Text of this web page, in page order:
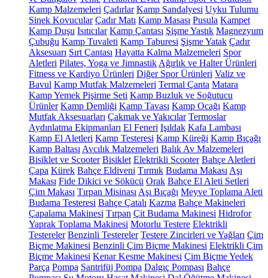
Kamp Malzemeleri Çadırlar Kamp Sandalyesi Uyku Tulumu
Sinek Kovucular Çadır Matı Kamp Masası Pusula Kampet
Kamp Duşu Isıtıcılar Kamp Çantası Şişme Yastık Magnezyum
Çubuğu Kamp Tuvaleti Kamp Taburesi Şişme Yatak Çadır
Aksesuarı Sırt Çantası Hayatta Kalma Malzemeleri Spor
Aletleri Pilates, Yoga ve Jimnastik Ağırlık ve Halter Ürünleri
Fitness ve Kardiyo Ürünleri Diğer Spor Ürünleri Valiz ve
Bavul Kamp Mutfak Malzemeleri Termal Çanta Matara
Kamp Yemek Pişirme Seti Kamp Buzluk ve Soğutucu
Ürünler Kamp Demliği Kamp Tavası Kamp Ocağı Kamp
Mutfak Aksesuarları Çakmak ve Yakıcılar Termoslar
Aydınlatma Ekipmanları El Feneri Işıldak Kafa Lambası
Kamp El Aletleri Kamp Testeresi Kamp Küreği Kamp Bıçağı
Kamp Baltası Avcılık Malzemeleri Balık Av Malzemeleri
Bisiklet ve Scooter Bisiklet Elektrikli Scooter Bahçe Aletleri
Çapa Kürek Bahçe Eldiveni Tırmık Budama Makası Aşı
Makası Fide Dikici ve Sökücü Orak Bahçe El Aleti Setleri
Çim Makası Tırpan Misinası Aşı Bıçağı Meyve Toplama Aleti
Budama Testeresi Bahçe Çatalı Kazma Bahçe Makineleri
Çapalama Makinesi Tırpan Çit Budama Makinesi Hidrofor
Yaprak Toplama Makinesi Motorlu Testere Elektrikli
Testereler Benzinli Testereler Testere Zincirleri ve Yağları Çim
Biçme Makinesi Benzinli Çim Biçme Makinesi Elektrikli Çim
Biçme Makinesi Kenar Kesme Makinesi Çim Biçme Yedek
Parça Pompa Santrifüj Pompa Dalgıç Pompası Bahçe